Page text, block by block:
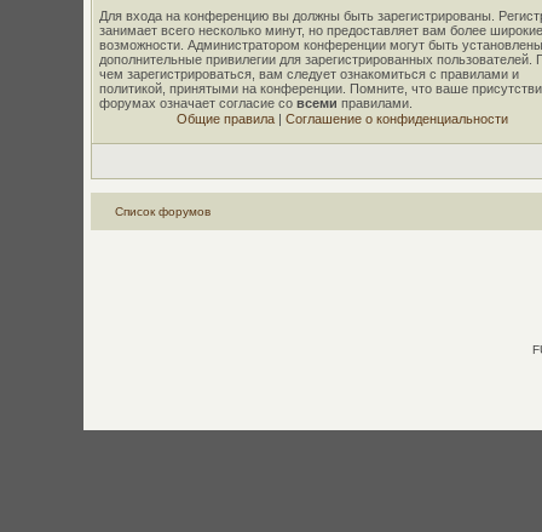
Для входа на конференцию вы должны быть зарегистрированы.
занимает всего несколько минут, но предоставляет вам более широкие
возможности. Администратором конференции могут быть
дополнительные привилегии для зарегистрированных пользователей.
чем зарегистрироваться, вам следует ознакомиться с правилами и
политикой, принятыми на конференции. Помните, что ваше
форумах означает согласие со всеми правилами.
Общие правила| Соглашение о конфиденциальности
Список форумов